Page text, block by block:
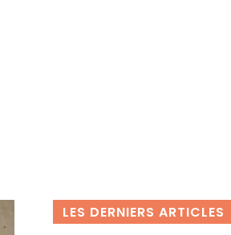
LES DERNIERS ARTICLES